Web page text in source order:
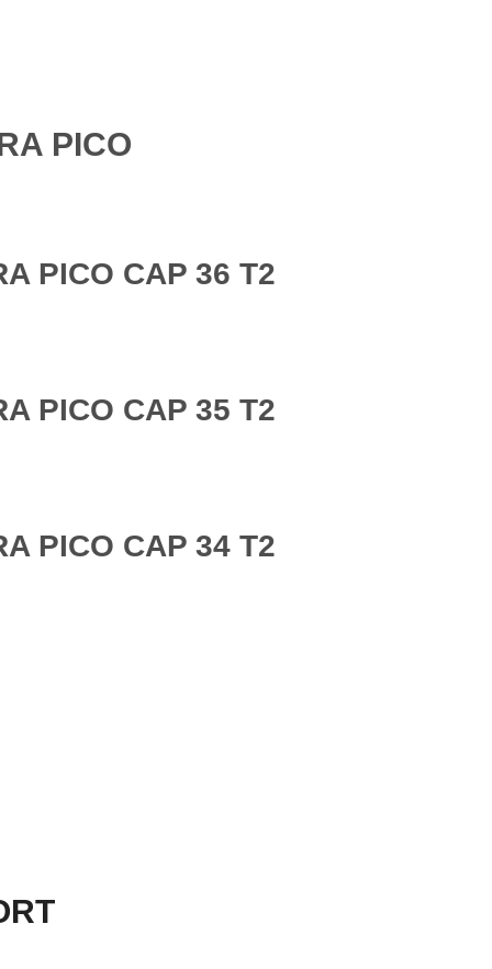
PICO
PICO CAP 36 T2
PICO CAP 35 T2
PICO CAP 34 T2